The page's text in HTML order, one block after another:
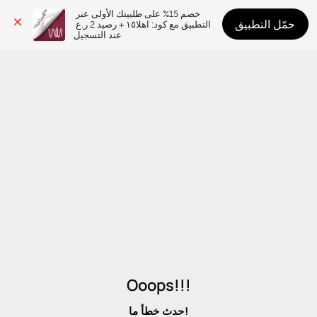
عند التسجيل
حمّل التطبيق
Ooops!!!
حدث خطأ ما!